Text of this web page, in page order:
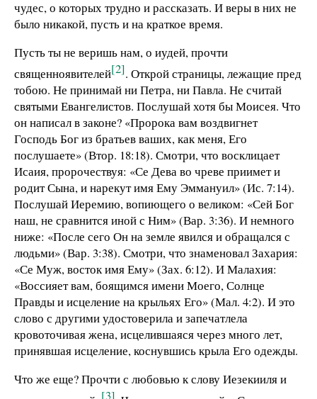
чудес, о которых трудно и рассказать. И веры в них не
было никакой, пусть и на краткое время.
Пусть ты не веришь нам, о иудей, прочти
священноявителей[2]. Открой страницы, лежащие пред
тобою. Не принимай ни Петра, ни Павла. Не считай
святыми Евангелистов. Послушай хотя бы Моисея. Что
он написал в законе? «Пророка вам воздвигнет
Господь Бог из братьев ваших, как меня, Его
послушаете» (Втор. 18:18). Смотри, что восклицает
Исаия, пророчествуя: «Се Дева во чреве приимет и
родит Сына, и нарекут имя Ему Эммануил» (Ис. 7:14).
Послушай Иеремию, вопиющего о великом: «Сей Бог
наш, не сравнится иной с Ним» (Вар. 3:36). И немного
ниже: «После сего Он на земле явился и обращался с
людьми» (Вар. 3:38). Смотри, что знаменовал Захария:
«Се Муж, восток имя Ему» (Зах. 6:12). И Малахия:
«Воссияет вам, боящимся имени Моего, Солнце
Правды и исцеление на крыльях Его» (Мал. 4:2). И это
слово с другими удостоверила и запечатлела
кровоточивая жена, исцелившаяся через много лет,
принявшая исцеление, коснувшись крыла Его одежды.
Что же еще? Прочти с любовью к слову Иезекииля и
[3]